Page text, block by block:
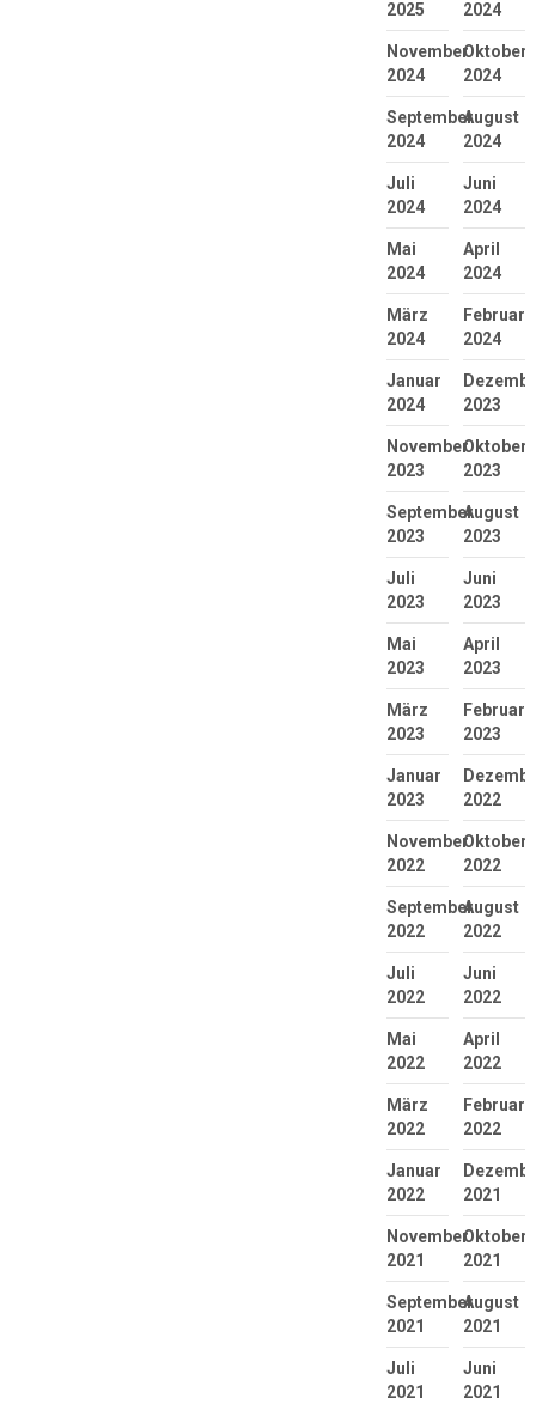
2025 2024
November
2024
Oktober
2024
September
2024
August
2024
Juli
2024
Juni
2024
Mai
2024
April
2024
März
2024
Februar
2024
Januar
2024
2023
November
2023
Oktober
2023
September
2023
August
2023
Juli
2023
Juni
2023
Mai
2023
April
2023
März
2023
Februar
2023
Januar
2023
2022
November
2022
Oktober
2022
September
2022
August
2022
Juli
2022
Juni
2022
Mai
2022
April
2022
März
2022
Februar
2022
Januar
2022
2021
November
2021
Oktober
2021
September
2021
August
2021
Juli
2021
Juni
2021